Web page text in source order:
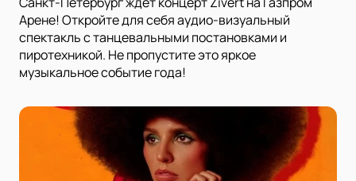
Арене! Откройте для себя аудио-визуальный
спектакль с танцевальными постановками и
пиротехникой. Не пропустите это яркое
музыкальное событие года!